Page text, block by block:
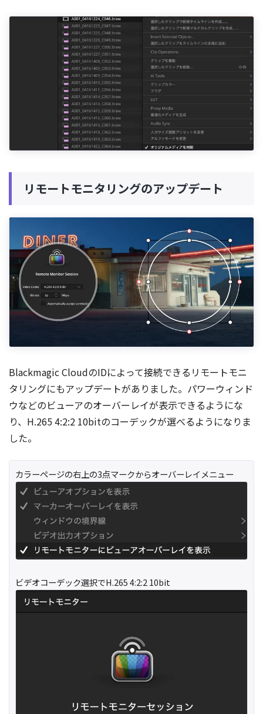
リモートモニタリングのアップデート
Blackmagic CloudのIDによって接続できるリモートモニ
タリングにもアップデートがありました。パワーウィンド
ウなどのビューアのオーバーレイが表示できるようにな
り、H.265 4:2:2 10bitのコーデックが選べるようになりま
した。
カラーページの右上の3点マークからオーバーレイメニュー
ビデオコーデック選択でH.265 4:2:2 10bit